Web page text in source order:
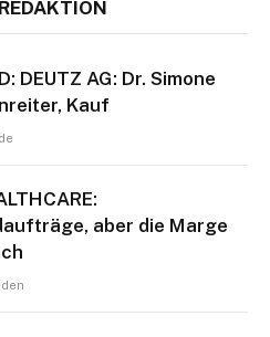
DEUTZ AG: Dr. Simone
Kauf
aber die Marge